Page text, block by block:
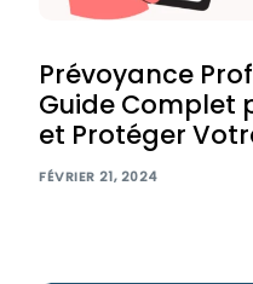
Prévoyance
Guide Complet
et Protéger
FÉVRIER 21, 2024